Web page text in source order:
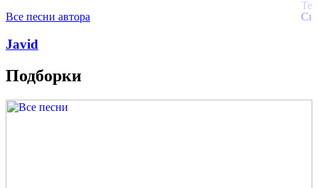
Все песни автора
Javid
Подборки